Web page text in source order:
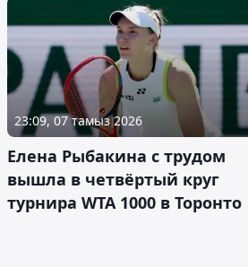
23:09, 07 тамыз 2026
Елена Рыбакина с трудом
вышла в четвёртый круг
турнира WTA 1000 в Торонто